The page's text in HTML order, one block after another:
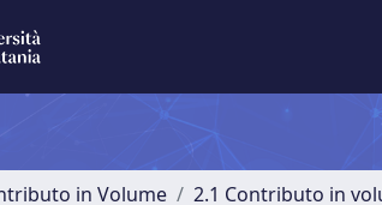
in Volume 2.1 Contributo in